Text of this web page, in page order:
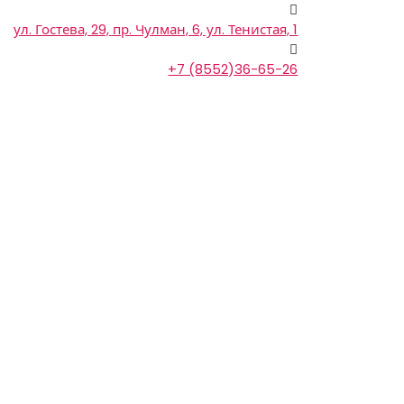
ул. Гостева, 29, пр. Чулман, 6, ул. Тенистая, 1
+7 (8552)36-65-26